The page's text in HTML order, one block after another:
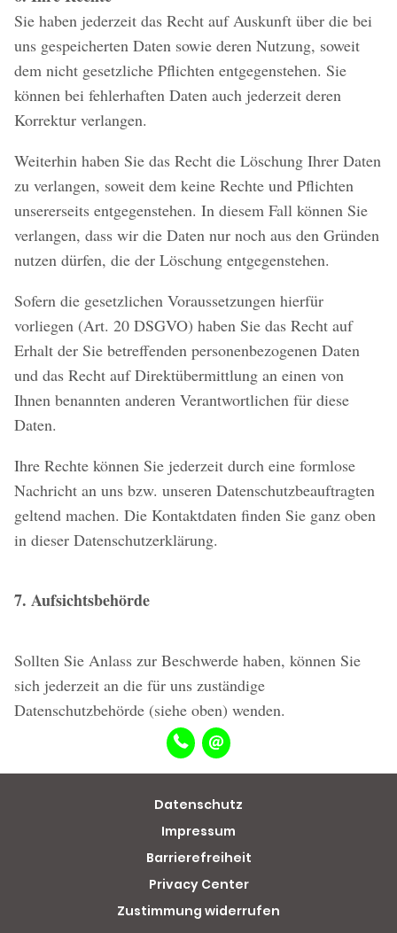
Sie haben jederzeit das Recht auf Auskunft über die bei
uns gespeicherten Daten sowie deren Nutzung, soweit
dem nicht gesetzliche Pflichten entgegenstehen. Sie
können bei fehlerhaften Daten auch jederzeit deren
Korrektur verlangen.
Weiterhin haben Sie das Recht die Löschung Ihrer Daten
zu verlangen, soweit dem keine Rechte und Pflichten
unsererseits entgegenstehen. In diesem Fall können Sie
verlangen, dass wir die Daten nur noch aus den Gründen
nutzen dürfen, die der Löschung entgegenstehen.
Sofern die gesetzlichen Voraussetzungen hierfür
vorliegen (Art. 20 DSGVO) haben Sie das Recht auf
Erhalt der Sie betreffenden personenbezogenen Daten
und das Recht auf Direktübermittlung an einen von
Ihnen benannten anderen Verantwortlichen für diese
Daten.
Ihre Rechte können Sie jederzeit durch eine formlose
Nachricht an uns bzw. unseren Datenschutzbeauftragten
geltend machen. Die Kontaktdaten finden Sie ganz oben
in dieser Datenschutzerklärung.
7. Aufsichtsbehörde
Sollten Sie Anlass zur Beschwerde haben, können Sie
sich jederzeit an die für uns zuständige
Datenschutzbehörde (siehe oben) wenden.
Datenschutz
Impressum
Barrierefreiheit
Privacy Center
Zustimmung widerrufen